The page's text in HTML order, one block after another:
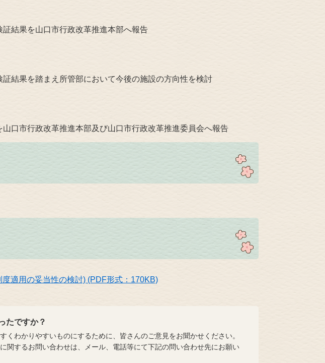
証結果を山口市行政改革推進本部へ報告
証結果を踏まえ所管部において今後の施設の方向性を検討
山口市行政改革推進本部及び山口市行政改革推進委員会へ報告
適用の妥当性の検討) (PDF形式：170KB)
たですか？
くわかりやすいものにするために、皆さんのご意見をお聞かせください。
関するお問い合わせは、メール、電話等にて下記の問い合わせ先にお願い